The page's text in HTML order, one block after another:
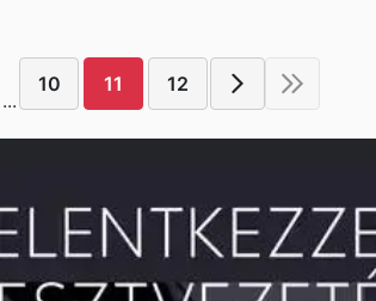
...
10 11 12